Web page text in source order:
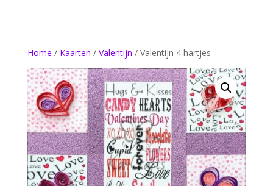
Home / Kaarten / Valentijn / Valentijn 4 hartjes